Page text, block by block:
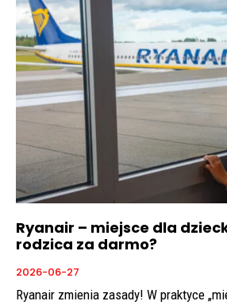
Ryanair – miejsce dla
rodzica za darmo?
2026-06-27
Ryanair zmienia zasady! W praktyce